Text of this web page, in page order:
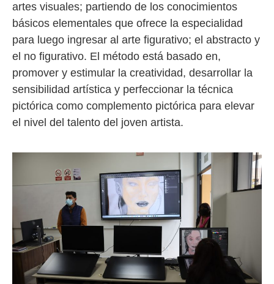
artes visuales; partiendo de los conocimientos
básicos elementales que ofrece la especialidad
para luego ingresar al arte figurativo; el abstracto y
el no figurativo. El método está basado en,
promover y estimular la creatividad, desarrollar la
sensibilidad artística y perfeccionar la técnica
pictórica como complemento pictórica para elevar
el nivel del talento del joven artista.